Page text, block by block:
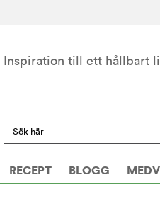
Inspiration till ett hållbart
RECEPT BLOGG